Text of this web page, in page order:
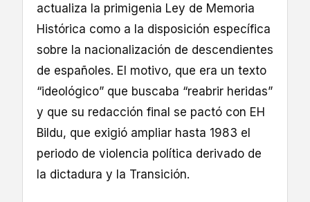
actualiza la primigenia Ley de Memoria
Histórica como a la disposición específica
sobre la nacionalización de descendientes
de españoles. El motivo, que era un texto
“ideológico” que buscaba “reabrir heridas”
y que su redacción final se pactó con EH
Bildu, que exigió ampliar hasta 1983 el
periodo de violencia política derivado de
la dictadura y la Transición.